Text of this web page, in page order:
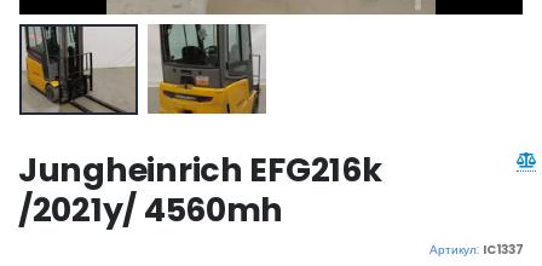
Jungheinrich EFG216k
/2021y/ 4560mh
Артикул: IC1337